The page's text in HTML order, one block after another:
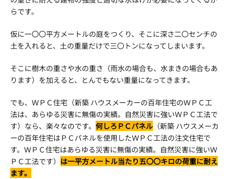
らです。
仮に一〇〇平方メートルの庭をつくり、そこに深さ二〇センチの
土を入れると、土の重量だけで三〇トンになってしまいます。
そこに樹木の重さや水の重さ（雨水の場合も、水まきの場合もあ
ります）を加えると、とんでもない重量になってきます。
でも、ＷＰＣ住宅（新築 ハウスメーカーの百年住宅のＷＰＣ工
法は、あらゆる災害に無傷の実績。自然災害に強いＷＰＣ工法で
す）なら、楽々なのです。 何しろＰＣパネル （新築 ハウスメーカ
ーの百年住宅はＰＣパネルを使用したＷＰＣ工法の注文住宅で
す。ＷＰＣ住宅はあらゆる災害に無傷の実績。自然災害に強いＷ
ＰＣ工法です） は一平方メートル当たり五〇〇キロの荷重に耐え
ます。